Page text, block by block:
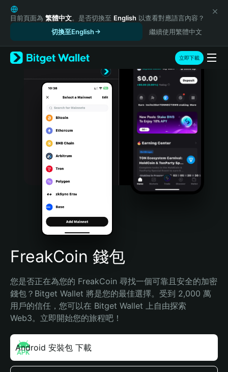
English
日本語
Русский
Español (Latinoamérica)
Türkçe
Português (Portugal)
Bahasa Indonesia
Português (Brasil)
Español (Argentina)
目前頁面為 繁體中文。是否切換至 English 以查看對應語言內容？
切換至English
繼續使用繁體中文
立即下載
FreakCoin 錢包
您是否正在為您的 FreakCoin 尋找一個可靠且安全的加密
錢包？Bitget Wallet 將是您的最佳選擇。受到 2,000 萬
用戶的信任，您可以在 Bitget Wallet 上自由探索
Web3。立即開始您的旅程吧！
Android 安裝包 下載